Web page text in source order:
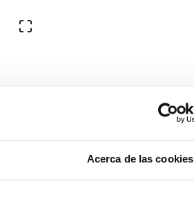
Acerca de las cookies
Ver en pantalla completa